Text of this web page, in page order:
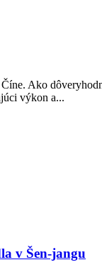
Ako
výkon a...
v Šen-jangu